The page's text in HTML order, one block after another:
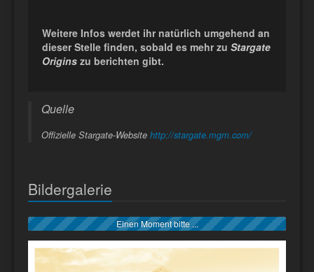
Weitere Infos werdet ihr natürlich umgehend an
dieser Stelle finden, sobald es mehr zu Stargate
Origins zu berichten gibt.
Quelle
Offizielle Stargate-Website http://stargate.mgm.com/
Bildergalerie
Einen Moment bitte ...